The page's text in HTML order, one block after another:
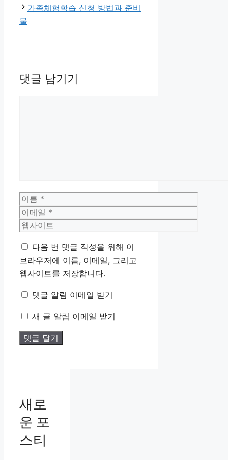
리
가족체험학습 신청 방법과 준비
물
댓글 남기기
이
름
이
메
웹
이
트
다음 번 댓글 작성을 위해 이
브라우저에 이름, 이메일, 그리고
웹사이트를 저장합니다.
댓글 알림 이메일 받기
새 글 알림 이메일 받기
새로
운 포
스티